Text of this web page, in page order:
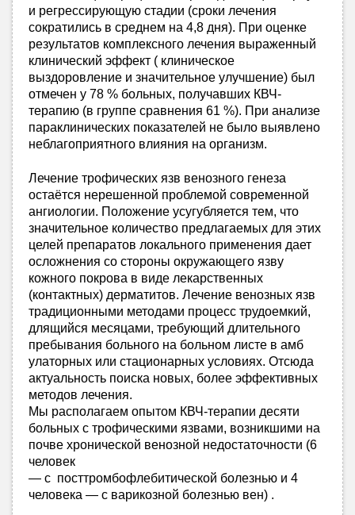
и регрессирующую стадии (сроки лечения
сократились в среднем на 4,8 дня). При оценке
результатов комплексного лечения выраженный
клинический эффект ( клиническое
выздоровление и значительное улучшениe) был
отмечен у 78 % больных, получавших КВЧ-
терапию (в группе сравнения 61 %). При анализе
параклинических показателей не было выявлено
неблагоприятного влияния на организм.
Лечение трофических язв венозного генеза
остаётся нерешенной проблемой современной
ангиологии. Положение усугубляется тем, что
значительное количество предлагаемых для этих
целей препаратов локального применения дает
осложнения со стороны окружающего язву
кожного покрова в виде лекарственных
(контактных) дерматитов. Лечение венозных язв
традиционными методами процесс трудоемкий,
длящийся месяцами, требующий длительного
пребывания больного на больном листе в амб
улаторных или стационарных условиях. Отсюда
актуальность поиска новых, более эффективных
методов лечения.
Мы располагаем опытом КВЧ-терапии десяти
больных с трофическими язвами, возникшими на
почве хронической венозной недостаточности (6
человек
— с посттромбофлебитической болезнью и 4
человека — с варикозной болезнью вен) .